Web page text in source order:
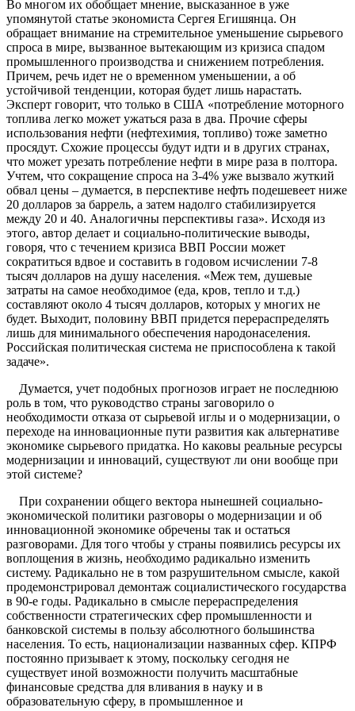
Во многом их обобщает мнение, высказанное в уже
упомянутой статье экономиста Сергея Егишянца. Он
обращает внимание на стремительное уменьшение сырьевого
спроса в мире, вызванное вытекающим из кризиса спадом
промышленного производства и снижением потребления.
Причем, речь идет не о временном уменьшении, а об
устойчивой тенденции, которая будет лишь нарастать.
Эксперт говорит, что только в США «потребление моторного
топлива легко может ужаться раза в два. Прочие сферы
использования нефти (нефтехимия, топливо) тоже заметно
просядут. Схожие процессы будут идти и в других странах,
что может урезать потребление нефти в мире раза в полтора.
Учтем, что сокращение спроса на 3-4% уже вызвало жуткий
обвал цены – думается, в перспективе нефть подешевеет ниже
20 долларов за баррель, а затем надолго стабилизируется
между 20 и 40. Аналогичны перспективы газа». Исходя из
этого, автор делает и социально-политические выводы,
говоря, что с течением кризиса ВВП России может
сократиться вдвое и составить в годовом исчислении 7-8
тысяч долларов на душу населения. «Меж тем, душевые
затраты на самое необходимое (еда, кров, тепло и т.д.)
составляют около 4 тысяч долларов, которых у многих не
будет. Выходит, половину ВВП придется перераспределять
лишь для минимального обеспечения народонаселения.
Российская политическая система не приспособлена к такой
задаче».
Думается, учет подобных прогнозов играет не последнюю
роль в том, что руководство страны заговорило о
необходимости отказа от сырьевой иглы и о модернизации, о
переходе на инновационные пути развития как альтернативе
экономике сырьевого придатка. Но каковы реальные ресурсы
модернизации и инноваций, существуют ли они вообще при
этой системе?
При сохранении общего вектора нынешней социально-
экономической политики разговоры о модернизации и об
инновационной экономике обречены так и остаться
разговорами. Для того чтобы у страны появились ресурсы их
воплощения в жизнь, необходимо радикально изменить
систему. Радикально не в том разрушительном смысле, какой
продемонстрировал демонтаж социалистического государства
в 90-е годы. Радикально в смысле перераспределения
собственности стратегических сфер промышленности и
банковской системы в пользу абсолютного большинства
населения. То есть, национализации названных сфер. КПРФ
постоянно призывает к этому, поскольку сегодня не
существует иной возможности получить масштабные
финансовые средства для вливания в науку и в
образовательную сферу, в промышленное и